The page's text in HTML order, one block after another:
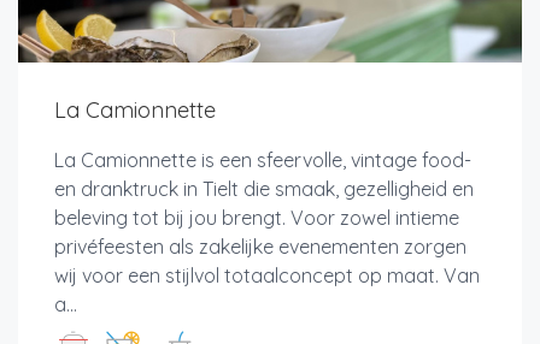
La Camionnette
La Camionnette is een sfeervolle, vintage food-
en dranktruck in Tielt die smaak, gezelligheid en
beleving tot bij jou brengt. Voor zowel intieme
privéfeesten als zakelijke evenementen zorgen
wij voor een stijlvol totaalconcept op maat. Van
a...